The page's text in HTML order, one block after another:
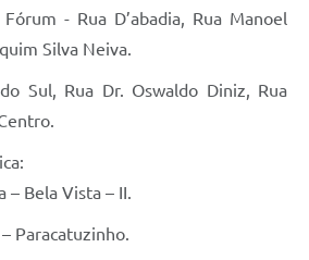
- Rua D’abadia, Rua Manoel
Silva Neiva.
Sul, Rua Dr. Oswaldo Diniz, Rua
– Bela Vista – II.
Paracatuzinho.